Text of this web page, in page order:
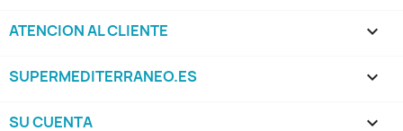
ATENCION AL CLIENTE 
SUPERMEDITERRANEO.ES 
SU CUENTA 